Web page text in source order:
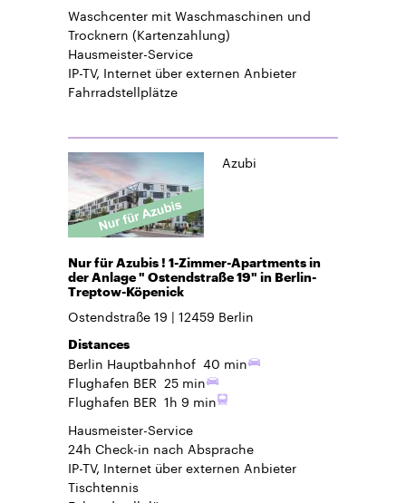
Waschcenter mit Waschmaschinen und
Trocknern (Kartenzahlung)
Hausmeister-Service
IP-TV, Internet über externen Anbieter
Fahrradstellplätze
Azubi
Nur für Azubis ! 1-Zimmer-Apartments in
der Anlage " Ostendstraße 19" in Berlin-
Treptow-Köpenick
Ostendstraße 19 12459 Berlin
Distances
Berlin Hauptbahnhof 40 min
Flughafen BER 25 min
Flughafen BER 1h 9 min
Hausmeister-Service
24h Check-in nach Absprache
IP-TV, Internet über externen Anbieter
Tischtennis